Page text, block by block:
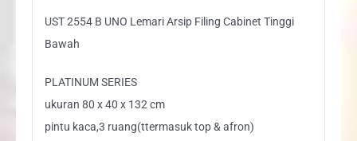
UST 2554 B UNO Lemari Arsip Filing Cabinet Tinggi
Bawah
PLATINUM SERIES
ukuran 80 x 40 x 132 cm
pintu kaca,3 ruang(ttermasuk top & afron)